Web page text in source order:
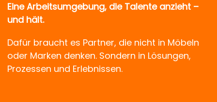
Eine Arbeitsumgebung, die Talente anzieht –
und hält.
Dafür braucht es Partner, die nicht in Möbeln
oder Marken denken. Sondern in Lösungen,
Prozessen und Erlebnissen.